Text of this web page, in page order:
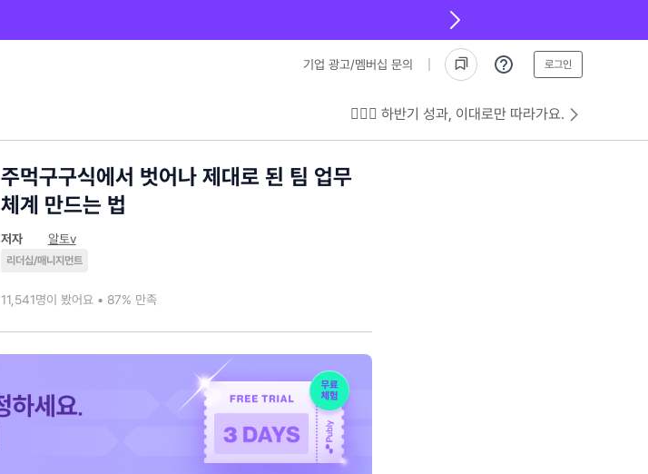
기업 광고/멤버십 문의 로그인
💁🏻‍♂️ 하반기 성과, 이대로만 따라가요.
주먹구구식에서 벗어나 제대로 된 팀 업무
체계 만드는 법
저자 알토v
리더십/매니지먼트
11,541명이 봤어요 • 87% 만족